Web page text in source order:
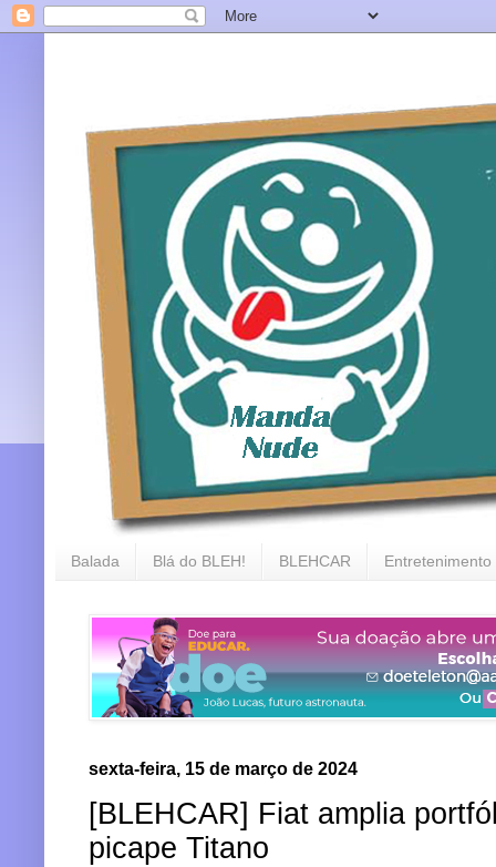
Balada Blá do BLEH! BLEHCAR Entretenimento
sexta-feira, 15 de março de 2024
[BLEHCAR] Fiat amplia
picape Titano